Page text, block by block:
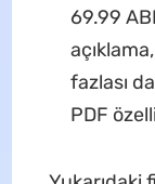
69.99
fazlası
PDF